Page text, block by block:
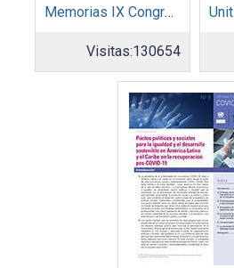
Memorias IX Congreso Pacto Global 2019
Visitas:130654